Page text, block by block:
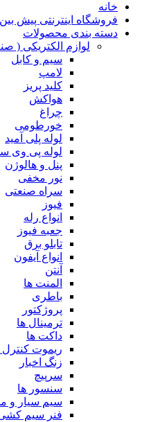
خانه
فروشگاه اینترنتی پیش بین
دسته بندی محصولات
لوازم الکتریکی (
سیم و کابل
لامپ
کلید پریز
هواکش
چراغ
خورطومی
لوله پلی آمید
لوله پی وی
پنل و هالوژن
نور مخفی
سراه صنعتی
فیوز
انواع رله
جعبه فیوز
تابلو برق
انواع آیفون
آنتن
المنت ها
باطری
پروژکتور
ترمینال ها
داکت ها
ریموت کنترل
زنگ اخبار
سرپیچ
سنسور ها
سیم سیار و
فنر سیم